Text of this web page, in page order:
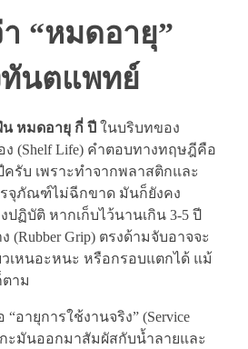
“หมดอายุ”
นตแพทย์
หมดอายุ กี่ ปี ในบริบทของ
(Shelf Life) คำตอบทางทฤษฎีคือ
รับ เพราะทำจากพลาสติกและ
จุภัณฑ์ไม่ฉีกขาด มันก็ยังคง
ฏิบัติ หากเก็บไว้นานเกิน 3-5 ปี
(Rubber Grip) ตรงด้ามจับอาจจะ
วเหนอะหนะ หรือกรอบแตกได้ แม้
าม
อายุการใช้งานจริง” (Service
ะมันออกมาสัมผัสกับน้ำลายและ